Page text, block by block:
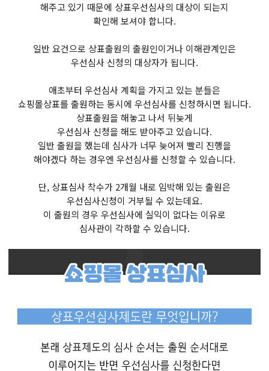
해주고 있기 때문에 상표우선심사의 대상이 되는지
확인해 보셔야 합니다.
일반 요건으로 상표출원의 출원인이거나 이해관계인은
우선심사 신청의 대상자가 됩니다.
애초부터 우선심사 계획을 가지고 있는 분들은
쇼핑몰상표를 출원하는 동시에 우선심사를 신청하시면 됩니다.
상표출원을 해놓고 나서 뒤늦게
우선심사 신청을 해도 받아주고 있습니다.
일반 출원을 했는데 심사가 너무 늦어져 빨리 진행을
해야겠다 하는 경우엔 우선심사를 신청할 수 있습니다.
단, 상표심사 착수가 2개월 내로 임박해 있는 출원은
우선심사신청이 거부될 수 있는데요.
이 출원의 경우 우선심사에 실익이 없다는 이유로
심사관이 각하할 수 있습니다.